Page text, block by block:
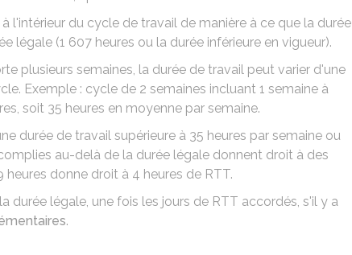
l'intérieur du cycle de travail de manière à ce que la durée
légale (1 607 heures ou la durée inférieure en vigueur).
plusieurs semaines, la durée de travail peut varier d'une
Exemple : cycle de 2 semaines incluant 1 semaine à
soit 35 heures en moyenne par semaine.
durée de travail supérieure à 35 heures par semaine ou
au-delà de la durée légale donnent droit à des
heures donne droit à 4 heures de RTT.
durée légale, une fois les jours de RTT accordés, s'il y a
.